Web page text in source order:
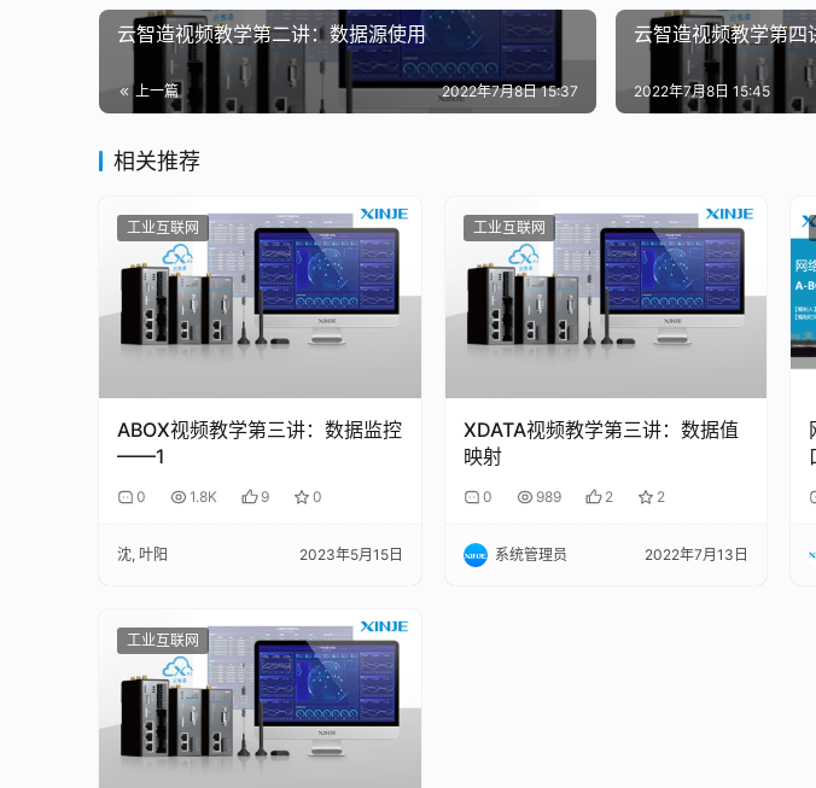
云智造视频教学第二讲：数据源使用
上一篇 2022年7月8日 15:37
云智造视频教学第四
2022年7月8日 15:45
相关推荐
工业互联网
ABOX视频教学第三讲：数据监控
——1
0 1.8K 9 0
沈, 叶阳 2023年5月15日
工业互联网
XDATA视频教学第三讲：数据值
映射
0 989 2 2
系统管理员 2022年7月13日
工业互联网